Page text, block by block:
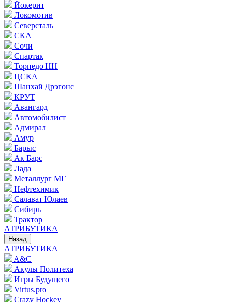
Йокерит
Локомотив
Северсталь
СКА
Сочи
Спартак
Торпедо НН
ЦСКА
Шанхай Дрэгонс
КРУТ
Авангард
Автомобилист
Адмирал
Амур
Барыс
Ак Барс
Лада
Металлург МГ
Нефтехимик
Салават Юлаев
Сибирь
Трактор
АТРИБУТИКА
Назад
АТРИБУТИКА
A&C
Акулы Политеха
Игры Будущего
Virtus.pro
Crazy Hockey